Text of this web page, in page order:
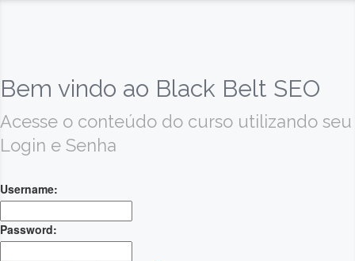
Bem vindo ao Black Belt SEO
Acesse o conteúdo do curso utilizando seu
Login e Senha
Username:
Password: